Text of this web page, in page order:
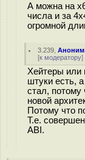
А можна на
числа и за
огромной
3.239 ,Аноним
[к модератору]
Хейтеры или
штуки есть,
стал,
новой
Потому что
Т.е.
ABI.